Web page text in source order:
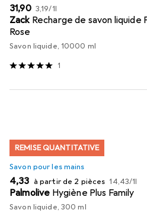
EUR
31,90 EUR
3,19/1l
Zack Recharge de savon liquide
Rose
Savon liquide, 10000 ml
1
REMISE QUANTITATIVE
Savon pour les mains
EUR
4,33 à partir de 2 pièces EUR
14,43/1l
Palmolive Hygiène Plus Family
Savon liquide, 300 ml